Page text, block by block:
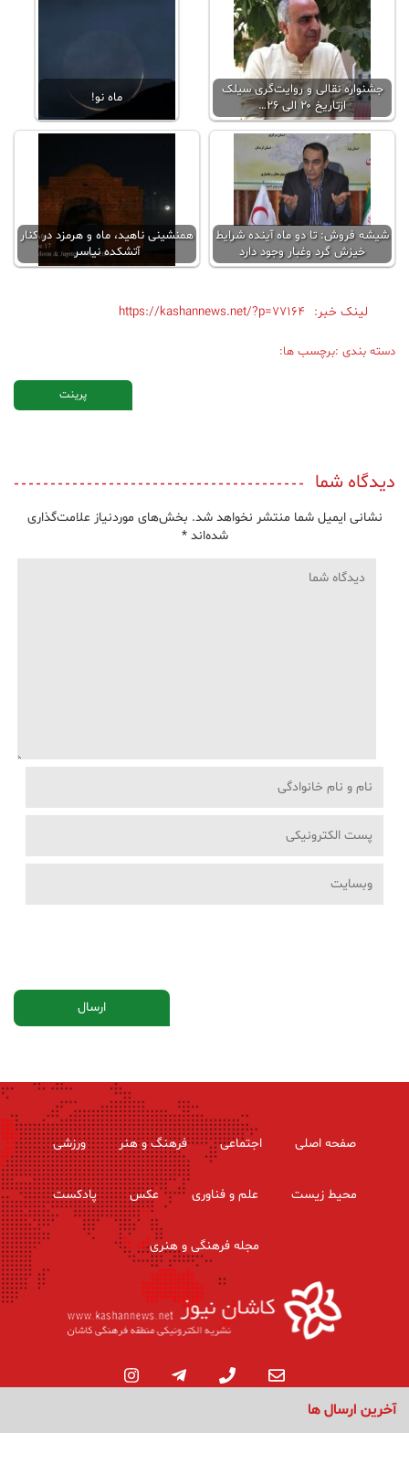
جشنواره نقالی و روایت‌گری سیلک
ازتاریخ ۲۰ الی ۲۶…
ماه نو!
شیشه فروش: تا دو ماه آینده شرایط
خیزش گرد وغبار وجود دارد
همنشینی ناهید، ماه و هرمزد در کنار
آتشکده نیاسر
لینک خبر: https://kashannews.net/?p=77164
دسته بندی :برچسب ها:
پرینت
دیدگاه شما
نشانی ایمیل شما منتشر نخواهد شد. بخش‌های موردنیاز علامت‌گذاری
شده‌اند*
آخرین ارسال ها
صفحه اصلی اجتماعی فرهنگ و هنر ورزشی
محیط زیست علم و فناوری عکس پادکست
مجله فرهنگی و هنری